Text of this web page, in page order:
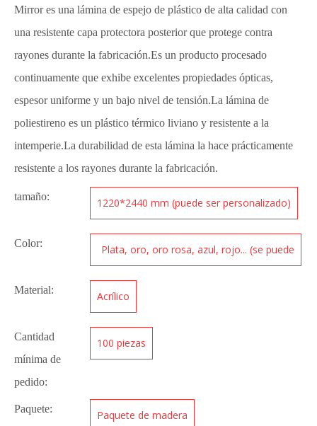
Mirror es una lámina de espejo de plástico de alta calidad con
una resistente capa protectora posterior que protege contra
rayones durante la fabricación.Es un producto procesado
continuamente que exhibe excelentes propiedades ópticas,
espesor uniforme y un bajo nivel de tensión.La lámina de
poliestireno es un plástico térmico liviano y resistente a la
intemperie.La durabilidad de esta lámina la hace prácticamente
resistente a los rayones durante la fabricación.
tamaño: 1220*2440 mm (puede ser personalizado)
Color:
Plata, oro, oro rosa, azul, rojo... (se puede
Material: Acrílico
Cantidad
mínima de
pedido:
100 piezas
Paquete: Paquete de madera